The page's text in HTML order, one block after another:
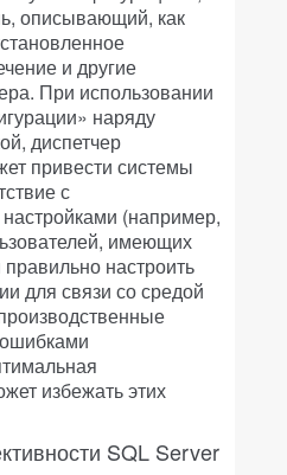
описывающий, как
и другие
При использовании
наряду
диспетчер
привести системы
с
(например,
имеющих
настроить
для связи со средой
избежать этих
SQL Server